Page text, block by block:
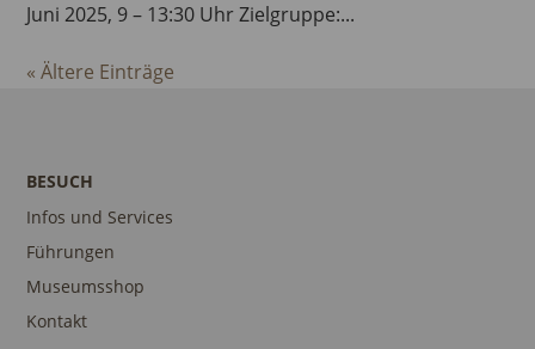
Juni 2025, 9 – 13:30 Uhr Zielgruppe:...
« Ältere Einträge
BESUCH
Infos und Services
Führungen
Museumsshop
Kontakt